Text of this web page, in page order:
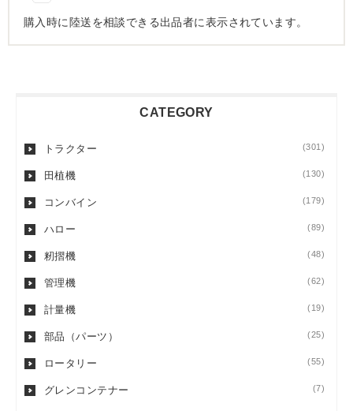
購入時に陸送を相談できる出品者に表示されています。
CATEGORY
トラクター (301)
田植機 (130)
コンバイン (179)
ハロー (89)
籾摺機 (48)
管理機 (62)
計量機 (19)
部品（パーツ） (25)
ロータリー (55)
グレンコンテナー (7)